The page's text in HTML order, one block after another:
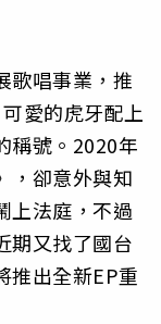
歌唱事業，推
愛的虎牙配上
稱號。2020年
，卻意外與知
上法庭，不過
期又找了國台
推出全新EP重